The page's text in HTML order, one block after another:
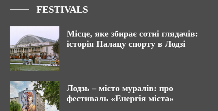
FESTIVALS
Місце, яке збирає сотні глядачів:
історія Палацу спорту в Лодзі
Лодзь – місто муралів: про
фестиваль «Енергія міста»